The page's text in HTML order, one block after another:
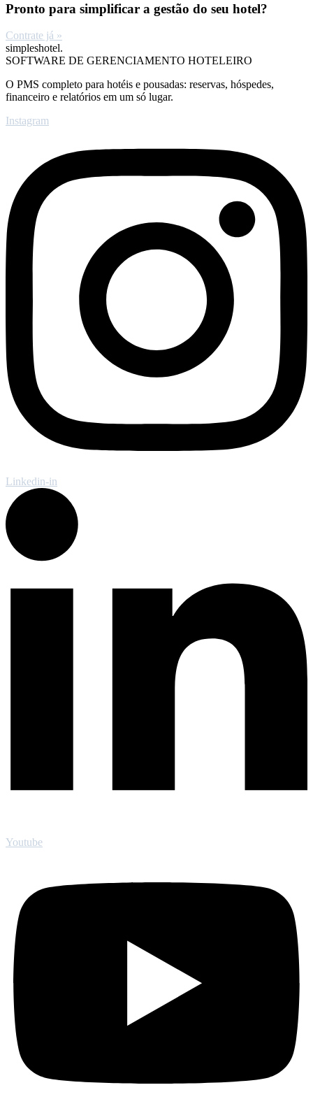
Pronto para simplificar a gestão do seu hotel?
Contrate já »
simpleshotel.
SOFTWARE DE GERENCIAMENTO HOTELEIRO
O PMS completo para hotéis e pousadas: reservas, hóspedes,
financeiro e relatórios em um só lugar.
Instagram
Linkedin-in
Youtube